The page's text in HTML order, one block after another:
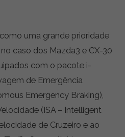
uma grande prioridade
caso dos Mazda3 e CX-30
com o pacote i-
de Emergência
Emergency Braking),
(ISA – Intelligent
de Cruzeiro e ao